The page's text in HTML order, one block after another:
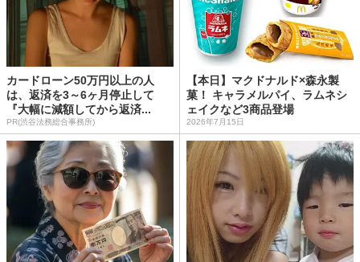
カードローン50万円以上の人
は、返済を3～6ヶ月停止して
『大幅に減額してから返済...
PR(渋谷法務総合事務所)
【本日】マクドナルド×森永製
菓！ キャラメルパイ、ラムネシ
ェイクなど3商品登場
2026年7月15日